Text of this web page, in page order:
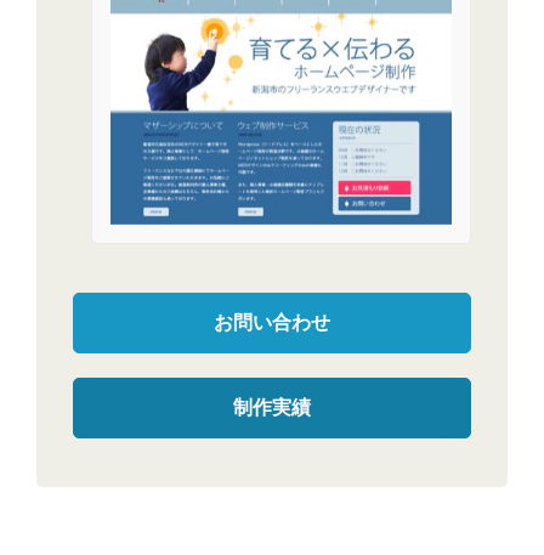
お問い合わせ
制作実績